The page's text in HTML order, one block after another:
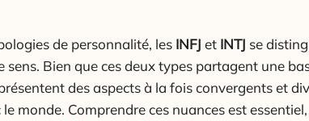
de personnalité, les INFJ et INTJ se
Bien que ces deux types partagent une
des aspects à la fois convergents et
monde. Comprendre ces nuances est